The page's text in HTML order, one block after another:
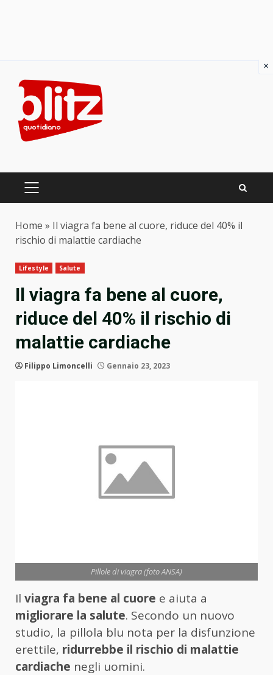
content
PRIMARY
Home » Il viagra fa bene al cuore, riduce del 40% il
rischio di malattie cardiache
Lifestyle Salute
Il viagra fa bene al cuore,
riduce del 40% il rischio di
malattie cardiache
Filippo Limoncelli Gennaio 23, 2023
Pillole di viagra (foto ANSA)
Il viagra fa bene al cuore e aiuta a
migliorare la salute. Secondo un nuovo
studio, la pillola blu nota per la disfunzione
erettile, ridurrebbe il rischio di malattie
cardiache negli uomini.
×